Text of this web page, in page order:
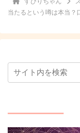
当たるという噂は本当？